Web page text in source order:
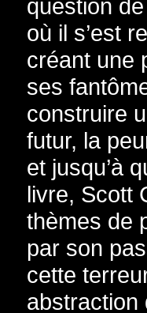
question
où il s’est
créant une
ses
construire
futur, la
et jusqu’à
livre, Scott
thèmes de
par son
cette
abstraction